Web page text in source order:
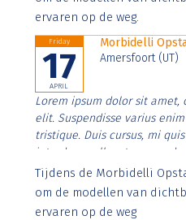
ervaren op de weg.
Friday
17
APRIL
Morbidelli
Amersfoort (UT)
Lorem ipsum dolor sit amet,
elit. Suspendisse varius
tristique. Duis cursus, mi
interdum nulla, ut
Aenean faucibus nibh et
imperdiet. Nunc ut sem
Tijdens de Morbidelli
om de modellen van
ervaren op de weg